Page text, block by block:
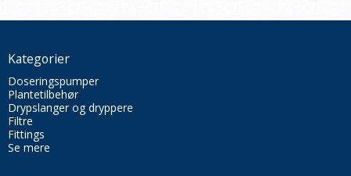
Kategorier
Doseringspumper
Plantetilbehør
Drypslanger og dryppere
Filtre
Fittings
Se mere